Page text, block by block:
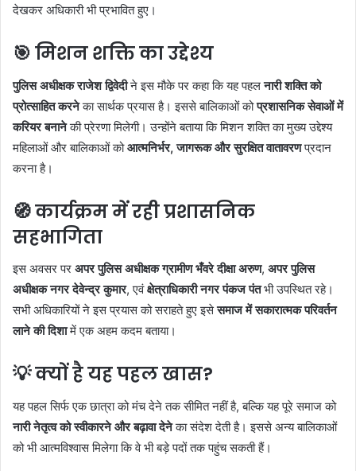
देखकर अधिकारी भी प्रभावित हुए।
🎯 मिशन शक्ति का उद्देश्य
पुलिस अधीक्षक राजेश द्विवेदीने इस मौके पर कहा कि यह पहलनारी शक्ति को
प्रोत्साहित करनेका सार्थक प्रयास है। इससे बालिकाओं कोप्रशासनिक सेवाओं में
करियर बनानेकी प्रेरणा मिलेगी। उन्होंने बताया कि मिशन शक्ति का मुख्य उद्देश्य
महिलाओं और बालिकाओं कोआत्मनिर्भर, जागरूक और सुरक्षित वातावरणप्रदान
करना है।
🧭 कार्यक्रम में रही प्रशासनिक
सहभागिता
इस अवसर पर अपर पुलिस अधीक्षक ग्रामीण भँवरे दीक्षा अरुण, अपर पुलिस
अधीक्षक नगर देवेन्द्र कुमार, एवंक्षेत्राधिकारी नगर पंकज पंतभी उपस्थित रहे।
सभी अधिकारियों ने इस प्रयास को सराहते हुए इसेसमाज में सकारात्मक परिवर्तन
लाने की दिशामें एक अहम कदम बताया।
💡 क्यों है यह पहल खास?
यह पहल सिर्फ एक छात्रा को मंच देने तक सीमित नहीं है, बल्कि यह पूरे समाज को
नारी नेतृत्व को स्वीकारने और बढ़ावा देनेका संदेश देती है। इससे अन्य बालिकाओं
को भी आत्मविश्वास मिलेगा कि वे भी बड़े पदों तक पहुंच सकती हैं।